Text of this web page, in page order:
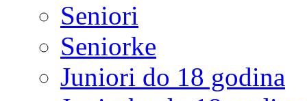
Seniori
Seniorke
Juniori do 18 godina